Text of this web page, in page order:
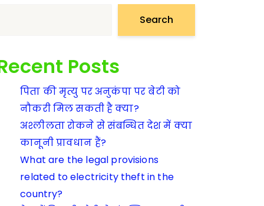
Search
Posts
पिता की मृत्यु पर अनुकंपा पर बेटी को
नौकरी मिल सकती है क्या?
अश्लीलता रोकने से संबन्धित देश में क्या
कानूनी प्रावधान हैं?
What are the legal provisions
related to electricity theft in the
country?